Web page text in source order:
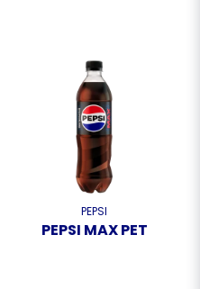
PEPSI
PEPSI MAX PET